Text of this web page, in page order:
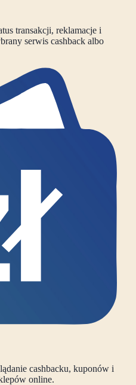
transakcji, reklamacje i
serwis cashback albo
cashbacku, kuponów i
online.